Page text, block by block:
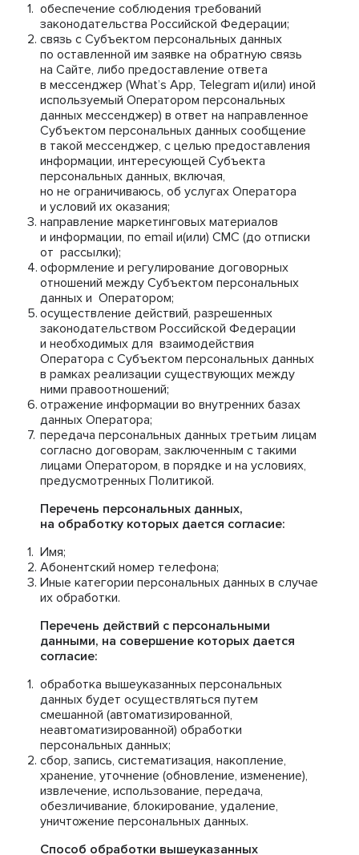
обеспечение соблюдения требований
законодательства Российской Федерации;
связь с Субъектом персональных данных
по оставленной им заявке на обратную связь
на Сайте, либо предоставление ответа
в мессенджер (What’s App, Telegram и(или) иной
используемый Оператором персональных
данных мессенджер) в ответ на направленное
Субъектом персональных данных сообщение
в такой мессенджер, с целью предоставления
информации, интересующей Субъекта
персональных данных, включая,
но не ограничиваюсь, об услугах Оператора
и условий их оказания;
направление маркетинговых материалов
и информации, по email и(или) СМС (до отписки
от рассылки);
оформление и регулирование договорных
отношений между Субъектом персональных
данных и Оператором;
осуществление действий, разрешенных
законодательством Российской Федерации
и необходимых для взаимодействия
Оператора с Субъектом персональных данных
в рамках реализации существующих между
ними правоотношений;
отражение информации во внутренних базах
данных Оператора;
передача персональных данных третьим лицам
согласно договорам, заключенным с такими
лицами Оператором, в порядке и на условиях,
предусмотренных Политикой.
Перечень персональных данных,
на обработку которых дается согласие:
Имя;
Абонентский номер телефона;
Иные категории персональных данных в случае
их обработки.
Перечень действий с персональными
данными, на совершение которых дается
согласие:
обработка вышеуказанных персональных
данных будет осуществляться путем
смешанной (автоматизированной,
неавтоматизированной) обработки
персональных данных;
сбор, запись, систематизация, накопление,
хранение, уточнение (обновление, изменение),
извлечение, использование, передача,
обезличивание, блокирование, удаление,
уничтожение персональных данных.
Способ обработки вышеуказанных